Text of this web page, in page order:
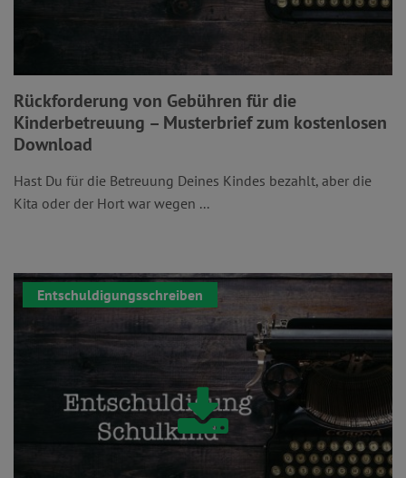
Rückforderung von Gebühren für die
Kinderbetreuung – Musterbrief zum kostenlosen
Download
Hast Du für die Betreuung Deines Kindes bezahlt, aber die
Kita oder der Hort war wegen ...
Entschuldigungsschreiben